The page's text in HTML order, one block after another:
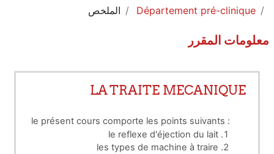
Département pré-clinique
الملخص
معلومات المقرر
LA TRAITE MECANIQUE
le présent cours comporte les points suivants :
le reflexe d'éjection du lait
les types de machine à traire